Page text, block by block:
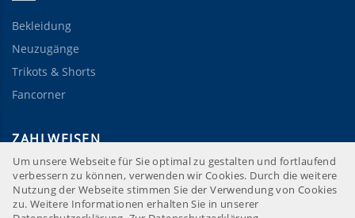
Bekleidung
Neuzugänge
Trikots & Shorts
Fancorner
ZAHLWEISEN
Um unsere Webseite für Sie optimal zu gestalten und fortlaufend
verbessern zu können, verwenden wir Cookies. Durch die weitere
Nutzung der Webseite stimmen Sie der Verwendung von Cookies
zu. Weitere Informationen erhalten Sie in unserer